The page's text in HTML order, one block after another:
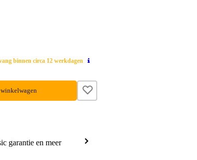
binnen circa 12 werkdagen
garantie en meer